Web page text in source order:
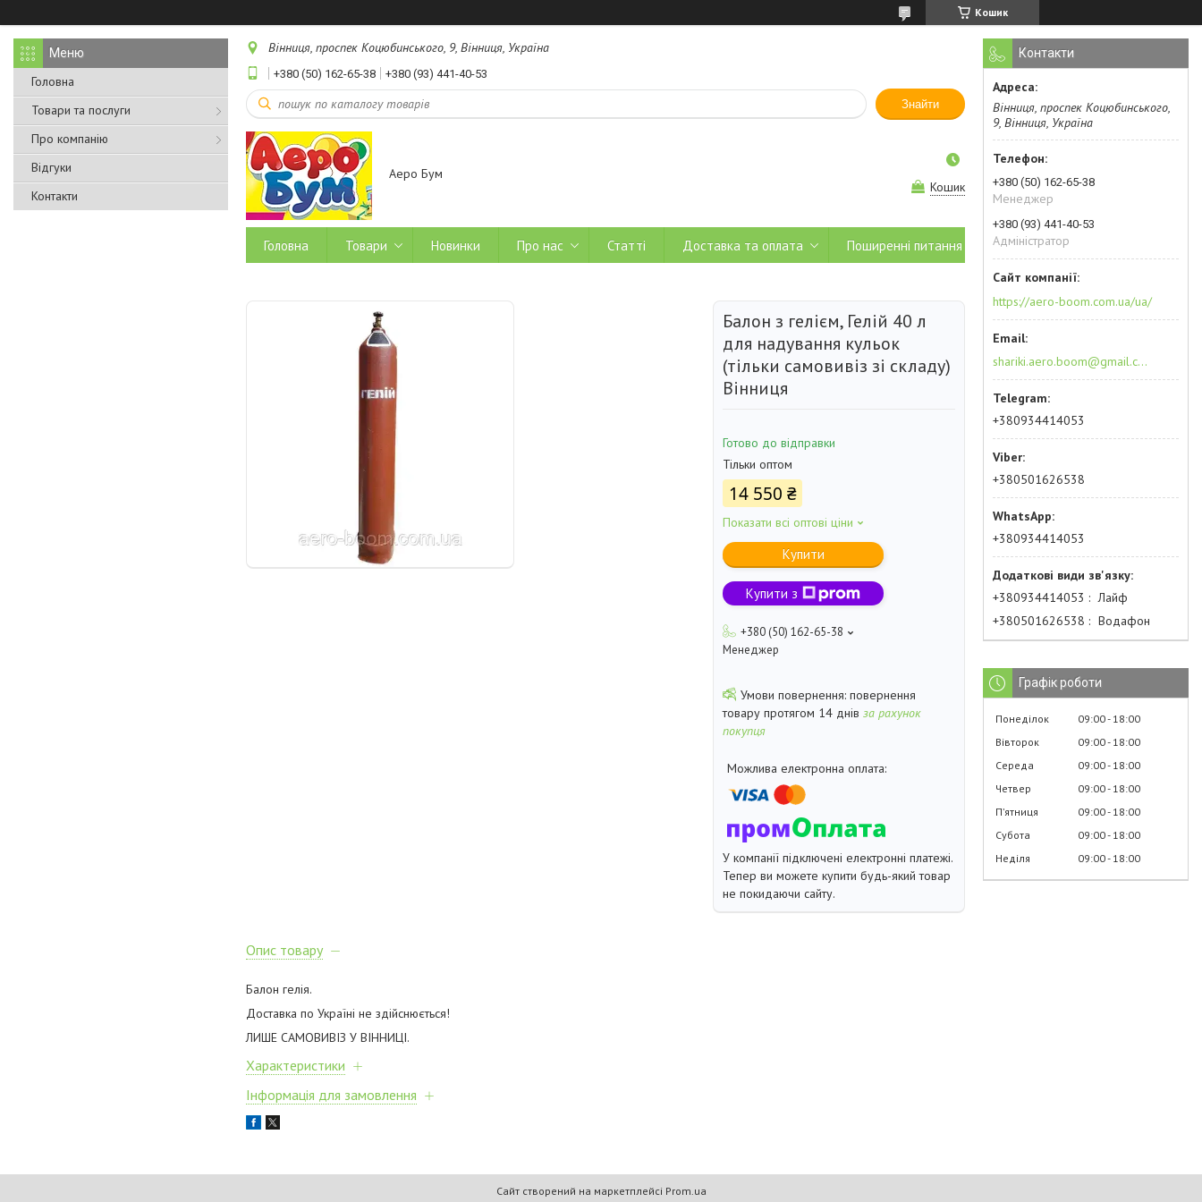
Кошик
Головна
Товари та послуги
Про компанію
Відгуки
Контакти
Вінниця, проспек Коцюбинського, 9, Вінниця, Україна
+380 (50) 162-65-38 +380 (93) 441-40-53
Знайти
Аеро Бум
Кошик
Головна Товари Новинки Про нас Статті Доставка та оплата Поширенні питання
Балон з гелієм, Гелій 40 л
для надування кульок
(тільки самовивіз зі складу)
Вінниця
Готово до відправки
Тільки оптом
14 550 ₴
Показати всі оптові ціни
Купити
Купити з
+380 (50) 162-65-38
Менеджер
повернення
товару протягом 14 днів за рахунок
покупця
У компанії підключені електронні платежі.
Тепер ви можете купити будь-який товар
не покидаючи сайту.
Опис товару
Балон гелія.
Доставка по Україні не здійснюється!
ЛИШЕ САМОВИВІЗ У ВІННИЦІ.
Характеристики
Інформація для замовлення
Контакти
Вінниця, проспек Коцюбинського,
9, Вінниця, Україна
+380 (50) 162-65-38
Менеджер
+380 (93) 441-40-53
Адміністратор
https://aero-boom.com.ua/ua/
shariki.aero.boom@gmail.com
+380934414053
+380501626538
+380934414053
+380934414053
Лайф
+380501626538
Водафон
Графік роботи
Понеділок 09:00 18:00
Вівторок
09:00 18:00
Середа
09:00 18:00
Четвер
09:00 18:00
Пʼятниця
09:00 18:00
Субота
09:00 18:00
Неділя
09:00 18:00
Сайт створений на маркетплейсі Prom.ua